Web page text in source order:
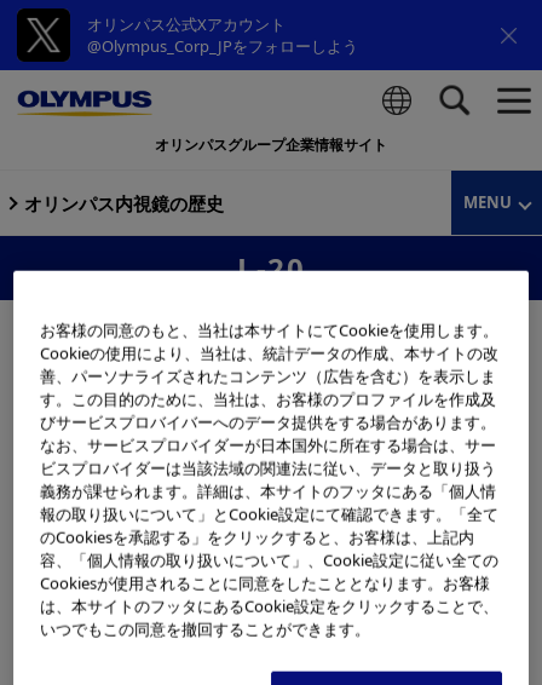
オリンパス公式Xアカウント
@Olympus_Corp_JPをフォローしよう
オリンパスグループ企業情報サイト
オリンパス内視鏡の歴史 MENU
L-20
お客様の同意のもと、当社は本サイトにてCookieを使用します。
Cookieの使用により、当社は、統計データの作成、本サイトの改
善、パーソナライズされたコンテンツ（広告を含む）を表示しま
す。この目的のために、当社は、お客様のプロファイルを作成及
びサービスプロバイバーへのデータ提供をする場合があります。
なお、サービスプロバイダーが日本国外に所在する場合は、サー
ビスプロバイダーは当該法域の関連法に従い、データと取り扱う
義務が課せられます。詳細は、本サイトのフッタにある「個人情
報の取り扱いについて」とCookie設定にて確認できます。「全て
のCookiesを承認する」をクリックすると、お客様は、上記内
容、「個人情報の取り扱いについて」、Cookie設定に従い全ての
Cookiesが使用されることに同意をしたこととなります。お客様
は、本サイトのフッタにあるCookie設定をクリックすることで、
いつでもこの同意を撤回することができます。